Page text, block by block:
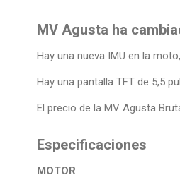
MV Agusta ha
Hay una nueva IMU en la
Hay una pantalla TFT de 5,5
El precio de la MV Agusta
Especificaciones
MOTOR